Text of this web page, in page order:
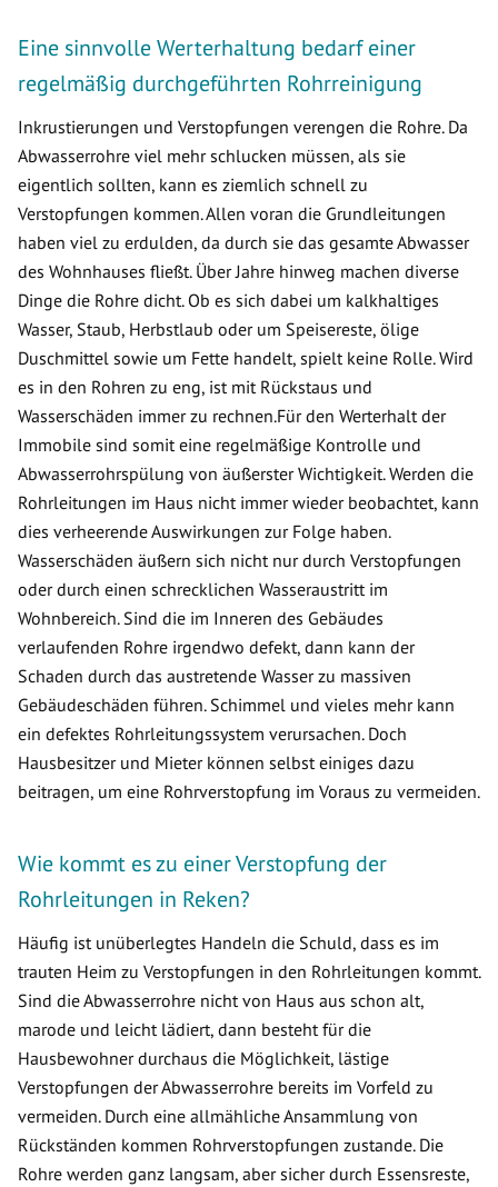
Eine sinnvolle Werterhaltung bedarf einer
regelmäßig durchgeführten Rohrreinigung
Inkrustierungen und Verstopfungen verengen die Rohre. Da
Abwasserrohre viel mehr schlucken müssen, als sie
eigentlich sollten, kann es ziemlich schnell zu
Verstopfungen kommen. Allen voran die Grundleitungen
haben viel zu erdulden, da durch sie das gesamte Abwasser
des Wohnhauses fließt. Über Jahre hinweg machen diverse
Dinge die Rohre dicht. Ob es sich dabei um kalkhaltiges
Wasser, Staub, Herbstlaub oder um Speisereste, ölige
Duschmittel sowie um Fette handelt, spielt keine Rolle. Wird
es in den Rohren zu eng, ist mit Rückstaus und
Wasserschäden immer zu rechnen.Für den Werterhalt der
Immobile sind somit eine regelmäßige Kontrolle und
Abwasserrohrspülung von äußerster Wichtigkeit. Werden die
Rohrleitungen im Haus nicht immer wieder beobachtet, kann
dies verheerende Auswirkungen zur Folge haben.
Wasserschäden äußern sich nicht nur durch Verstopfungen
oder durch einen schrecklichen Wasseraustritt im
Wohnbereich. Sind die im Inneren des Gebäudes
verlaufenden Rohre irgendwo defekt, dann kann der
Schaden durch das austretende Wasser zu massiven
Gebäudeschäden führen. Schimmel und vieles mehr kann
ein defektes Rohrleitungssystem verursachen. Doch
Hausbesitzer und Mieter können selbst einiges dazu
beitragen, um eine Rohrverstopfung im Voraus zu vermeiden.
Wie kommt es zu einer Verstopfung der
Rohrleitungen in Reken?
Häufig ist unüberlegtes Handeln die Schuld, dass es im
trauten Heim zu Verstopfungen in den Rohrleitungen kommt.
Sind die Abwasserrohre nicht von Haus aus schon alt,
marode und leicht lädiert, dann besteht für die
Hausbewohner durchaus die Möglichkeit, lästige
Verstopfungen der Abwasserrohre bereits im Vorfeld zu
vermeiden. Durch eine allmähliche Ansammlung von
Rückständen kommen Rohrverstopfungen zustande. Die
Rohre werden ganz langsam, aber sicher durch Essensreste,